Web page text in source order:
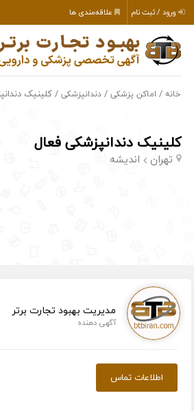
ورود / ثبت نام علاقه‌مندی ها
خانه / اماکن پزشکی /دندانپزشکی / کلینیک
کلینیک دندانپزشکی فعال
تهران اندیشه
مدیریت بهبود تجارت برتر
آگهی دهنده
اطلاعات تماس